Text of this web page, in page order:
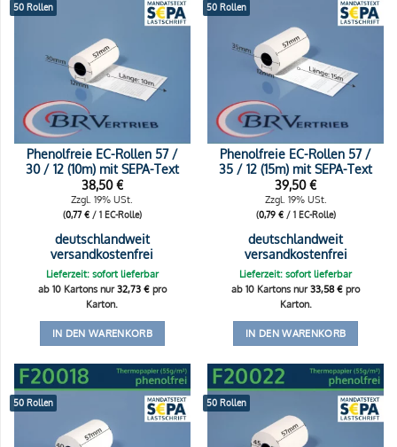
50 Rollen
Phenolfreie EC-Rollen 57 /
30 / 12 (10m) mit SEPA-Text
38,50€
Zzgl. 19% USt.
(0,77€/ 1 EC-Rolle)
deutschlandweit
versandkostenfrei
Lieferzeit: sofort lieferbar
ab 10 Kartons nur32,73 €pro
Karton.
IN DEN WARENKORB
50 Rollen
Phenolfreie EC-Rollen 57 /
35 / 12 (15m) mit SEPA-Text
39,50€
Zzgl. 19% USt.
(0,79 €/ 1 EC-Rolle)
deutschlandweit
versandkostenfrei
Lieferzeit: sofort lieferbar
ab 10 Kartons nur33,58€ pro
Karton.
IN DEN WARENKORB
50 Rollen 50 Rollen